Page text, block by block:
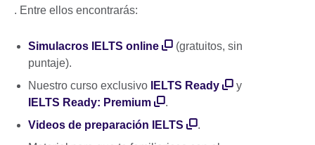
. Entre ellos encontrarás:
Simulacros IELTS online
(gratuitos, sin
puntaje).
Nuestro curso exclusivo
IELTS Ready
y
IELTS Ready: Premium
.
Videos de preparación IELTS
.